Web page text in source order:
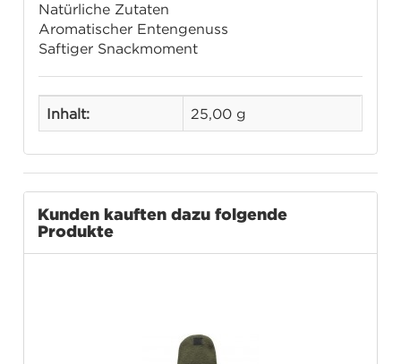
Natürliche Zutaten
Aromatischer Entengenuss
Saftiger Snackmoment
Inhalt: 25,00 g
Kunden kauften dazu folgende
Produkte